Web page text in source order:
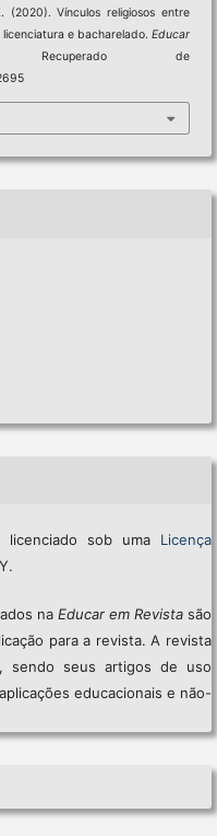
(2020). Vínculos religiosos entre
licenciatura e bacharelado.Educar
de
sob uma Licença
naEducar em Revista são
para a revista. A revista
sendo seus artigos de uso
educacionais e não-